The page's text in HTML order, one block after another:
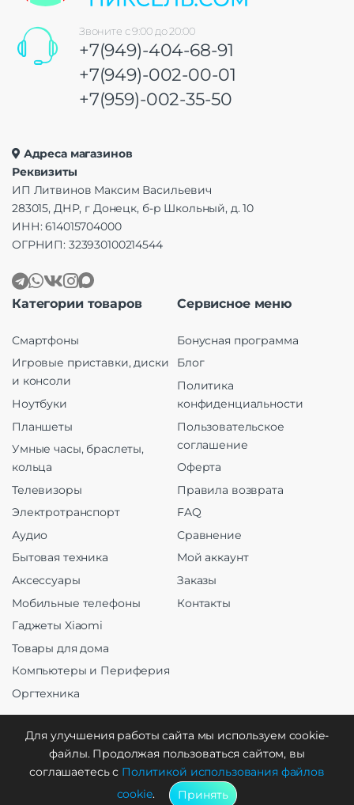
Звоните с 9:00 до 20:00
+7(949)-404-68-91
+7(949)-002-00-01
+7(959)-002-35-50
Адреса магазинов
Реквизиты
ИП Литвинов Максим Васильевич
283015, ДНР, г Донецк, б-р Школьный, д. 10
ИНН: 614015704000
ОГРНИП: 323930100214544
Категории товаров
Смартфоны
Игровые приставки, диски
и консоли
Ноутбуки
Планшеты
Умные часы, браслеты,
кольца
Телевизоры
Электротранспорт
Аудио
Бытовая техника
Аксессуары
Мобильные телефоны
Гаджеты Xiaomi
Товары для дома
Компьютеры и Периферия
Оргтехника
Сервисное меню
Бонусная программа
Блог
Политика
конфиденциальности
Пользовательское
соглашение
Оферта
Правила возврата
FAQ
Сравнение
Мой аккаунт
Заказы
Контакты
Создание и продвижение
Для улучшения работы сайта мы используем cookie-
файлы. Продолжая пользоваться сайтом, вы
соглашаетесь с Политикой использования файлов
cookie. Принять